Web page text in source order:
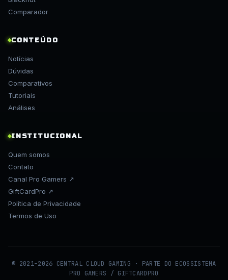
Comparador
CONTEÚDO
Notícias
Dúvidas
Comparativos
Tutoriais
Análises
INSTITUCIONAL
Quem somos
Contato
Canal Pro Gamers ↗
GiftCardPro ↗
Política de Privacidade
Termos de Uso
© 2021–2026 CENTRAL CLOUD GAMING · PARTE DO ECOSSISTEMA
PRO GAMERS / GIFTCARDPRO